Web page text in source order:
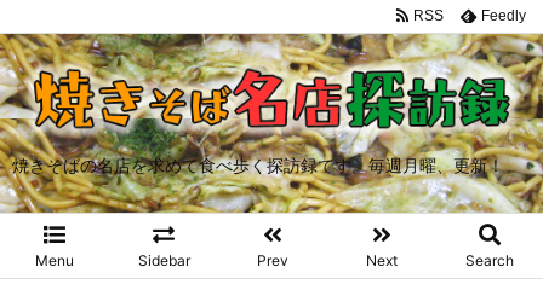
焼きそばの名店を求めて食べ歩く探訪録です。毎週月曜、更新！
Menu Sidebar Prev Next Search
RSS Feedly